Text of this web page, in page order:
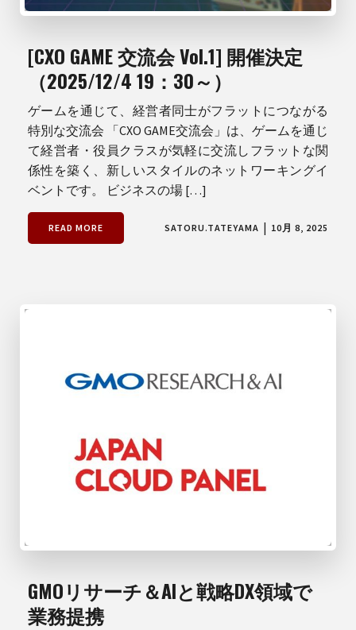
[CXO GAME 交流会 Vol.1] 開催決定
（2025/12/4 19：30～）
ゲームを通じて、経営者同士がフラットにつながる
特別な交流会 「CXO GAME交流会」は、ゲームを通じ
て経営者・役員クラスが気軽に交流しフラットな関
係性を築く、新しいスタイルのネットワーキングイ
ベントです。 ビジネスの場 […]
READ MORE SATORU.TATEYAMA | 10月 8, 2025
GMOリサーチ＆AIと戦略DX領域で
業務提携